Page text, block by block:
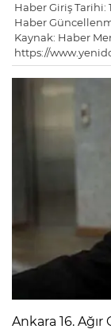
Haber Giriş Tarihi:
Haber
Kaynak: Haber
https://
Ankara 16.